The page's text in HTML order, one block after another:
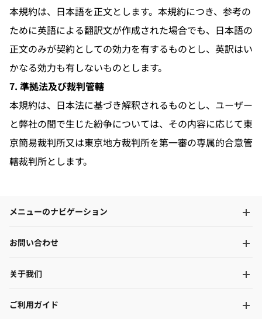
本規約は、日本語を正文とします。本規約につき、参考の
ために英語による翻訳文が作成された場合でも、日本語の
正文のみが契約としての効力を有するものとし、英訳はい
かなる効力も有しないものとします。
7. 準拠法及び裁判管轄
本規約は、日本法に基づき解釈されるものとし、ユーザー
と弊社の間で生じた紛争については、その内容に応じて東
京簡易裁判所又は東京地方裁判所を第一審の専属的合意管
轄裁判所とします。
メニューのナビゲーション
お問い合わせ
关于我们
ご利用ガイド